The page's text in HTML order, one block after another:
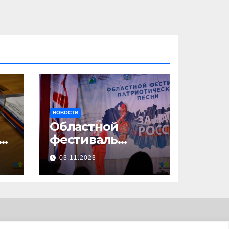
НОВОСТИ
Областной
фестиваль
патриотической
песни «За нами –
Россия!»
03.11.2023